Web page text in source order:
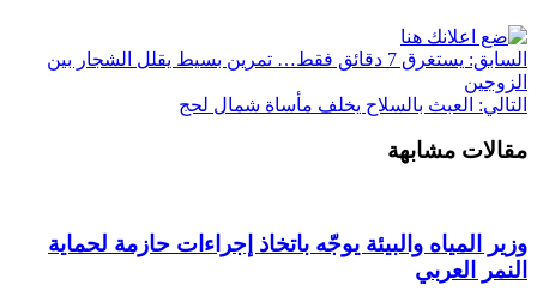
السابق:
يستغرق 7 دقائق فقط… تمرين بسيط يقلل الشجار بين
الزوجين
التالي: العبث بالسلاح يخلف مأساة شمال لحج
مقالات مشابهة
وزير المياه والبيئة يوجّه باتخاذ إجراءات حازمة لحماية
النمر العربي